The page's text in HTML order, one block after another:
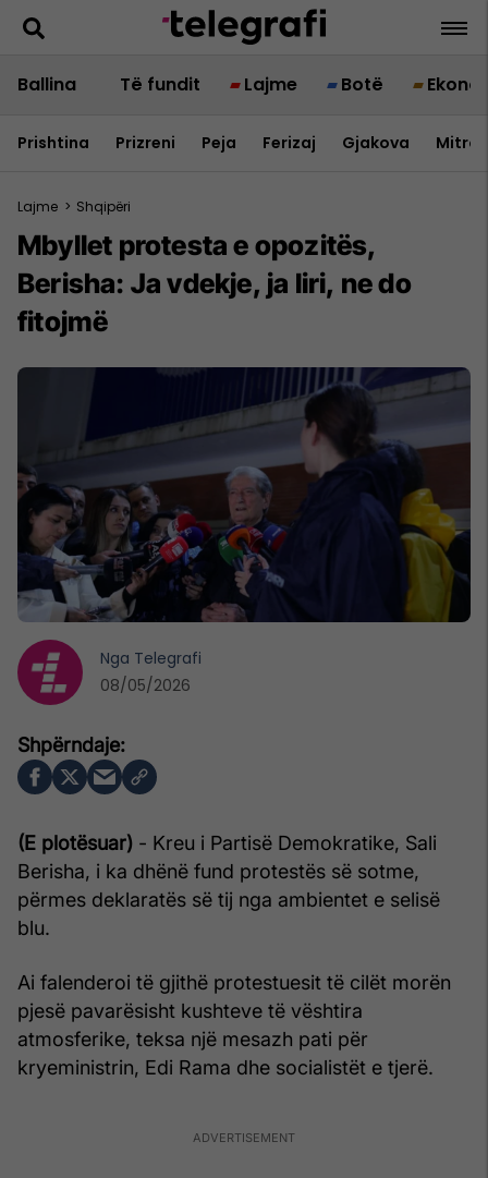
Ballina Të fundit Lajme Botë
Prishtina Prizreni Peja Ferizaj Gjakova
Lajme > Shqipëri
Mbyllet protesta e opozitës,
Berisha: Ja vdekje, ja liri, ne do
fitojmë
(E plotësuar) - Kreu i Partisë Demokratike, Sali
Berisha, i ka dhënë fund protestës së sotme,
përmes deklaratës së tij nga ambientet e selisë
blu.
Ai falenderoi të gjithë protestuesit të cilët morën
pjesë pavarësisht kushteve të vështira
atmosferike, teksa një mesazh pati për
kryeministrin, Edi Rama dhe socialistët e tjerë.
Nga Telegrafi
08/05/2026